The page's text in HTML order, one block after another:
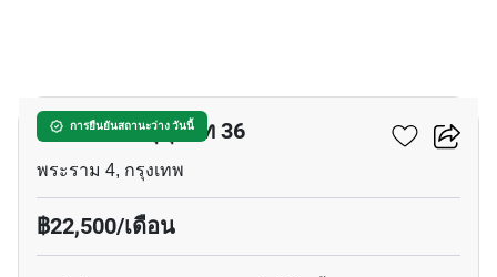
การยืนยันสถานะว่าง วันนี้
โอกะ เฮ้าส์ สุขุมวิท 36
พระราม 4, กรุงเทพ
฿22,500/เดือน